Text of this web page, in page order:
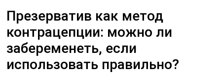
Презерватив как метод
контрацепции: можно ли
забеременеть, если
использовать правильно?